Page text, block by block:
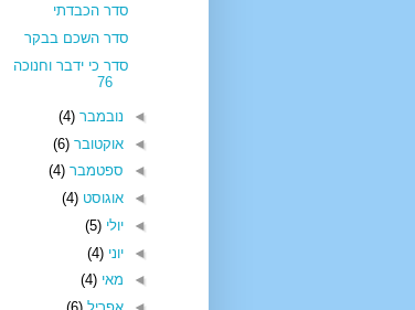
סדר הכבדתי
סדר השכם בבקר
סדר כי ידבר וחנוכה
76
◄ נובמבר (4)
◄ אוקטובר (6)
◄ ספטמבר (4)
◄ אוגוסט (4)
◄ יולי (5)
◄ יוני (4)
◄ מאי (4)